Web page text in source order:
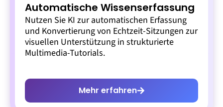
Automatische Wissenserfassung
Nutzen Sie KI zur automatischen Erfassung
und Konvertierung von Echtzeit-Sitzungen zur
visuellen Unterstützung in strukturierte
Multimedia-Tutorials.
Mehr erfahren